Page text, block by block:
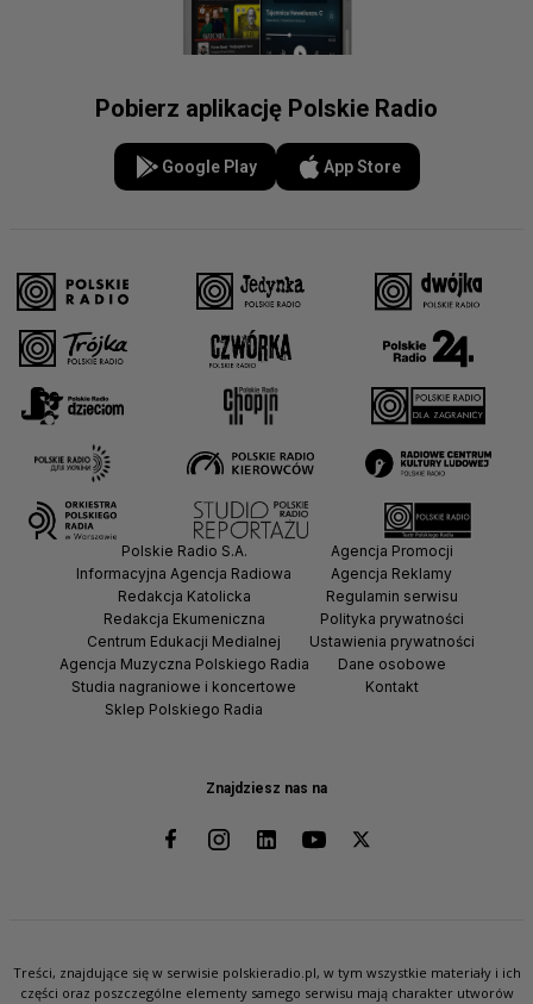
Pobierz aplikację Polskie Radio
Google Play App Store
Znajdziesz nas na
Polskie Radio S.A.
Informacyjna Agencja Radiowa
Redakcja Katolicka
Redakcja Ekumeniczna
Centrum Edukacji Medialnej
Agencja Muzyczna Polskiego Radia
Studia nagraniowe i koncertowe
Sklep Polskiego Radia
Agencja Promocji
Agencja Reklamy
Regulamin serwisu
Polityka prywatności
Ustawienia prywatności
Dane osobowe
Kontakt
Treści, znajdujące się w serwisie polskieradio.pl, w tym wszystkie materiały i ich
części oraz poszczególne elementy samego serwisu mają charakter utworów